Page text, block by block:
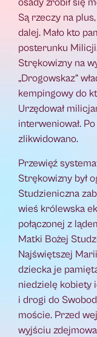
osady zrobił się
Są rzeczy na
dalej. Mało kto
posterunku
Strękowizny na
„Drogowskaz”
kempingowy do
Urzędował
interweniował.
zlikwidowano.
Przewięź
Strękowizny był
Studzieniczna
wieś królewska
połączonej z
Matki Bożej
Najświętszej
dziecka je
niedzielę kobiety
i drogi do
moście. Przed
wyjściu